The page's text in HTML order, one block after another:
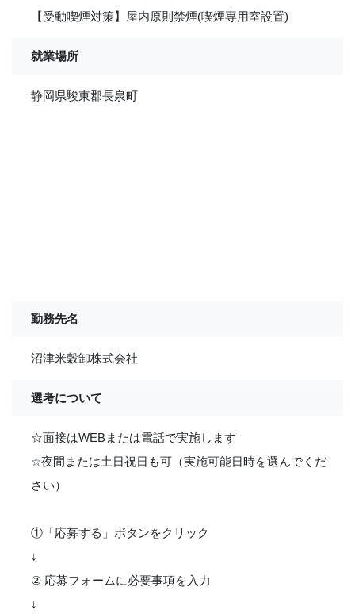
【受動喫煙対策】屋内原則禁煙(喫煙専用室設置)
就業場所
静岡県駿東郡長泉町
勤務先名
沼津米穀卸株式会社
選考について
☆面接はWEBまたは電話で実施します
☆夜間または土日祝日も可（実施可能日時を選んでくだ
さい）
①「応募する」ボタンをクリック
↓
② 応募フォームに必要事項を入力
↓